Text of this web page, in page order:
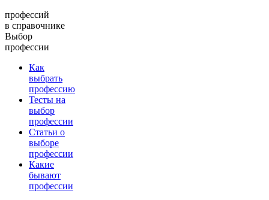
профессий
в справочнике
Выбор
профессии
Как
выбрать
профессию
Тесты на
выбор
профессии
Статьи о
выборе
профессии
Какие
бывают
профессии